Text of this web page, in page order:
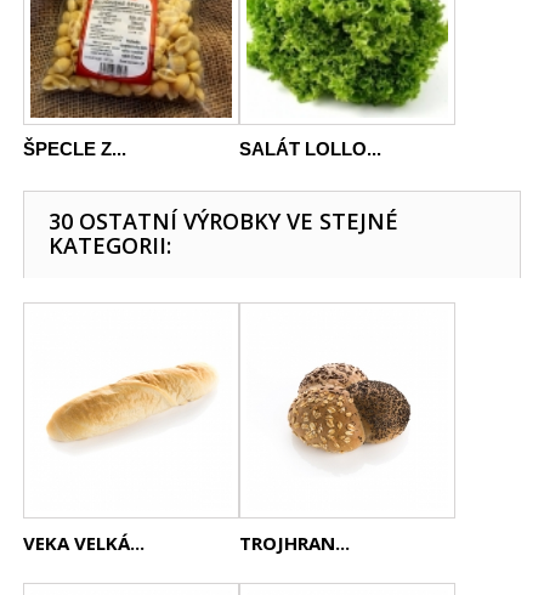
ŠPECLE Z... SALÁT LOLLO...
30 OSTATNÍ VÝROBKY VE STEJNÉ
KATEGORII:
VEKA VELKÁ... TROJHRAN...